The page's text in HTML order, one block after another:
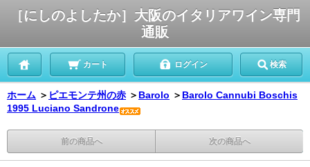
［にしのよしたか］大阪のイタリアワイン専門
通販
カート ログイン 検索
ホーム ＞ ピエモンテ州の赤 ＞ Barolo ＞ Barolo Cannubi Boschis
1995 Luciano Sandrone
前の商品へ 次の商品へ